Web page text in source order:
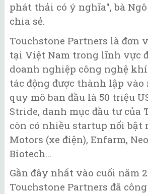
phát thải có ý nghĩa", bà
chia sẻ.
Touchstone Partners là đơn
tại Việt Nam trong lĩnh vực
doanh nghiệp công nghệ
tác động được thành lập vào
quy mô ban đầu là 50 triệu
Stride, danh mục đầu tư của
còn có nhiều startup nổi bật
Motors (xe điện), Enfarm,
Biotech…
Gần đây nhất vào cuối năm
Touchstone Partners đã